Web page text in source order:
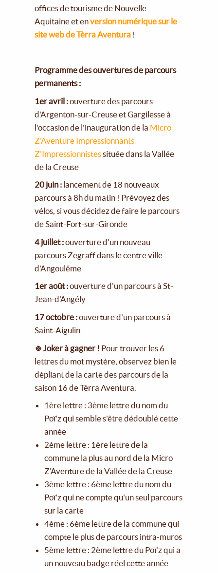
offices de tourisme de Nouvelle-
Aquitaine et enversion numérique sur le
site web de Tèrra Aventura !
Programme des ouvertures de parcours
permanents :
1er avril :ouverture des parcours
d'Argenton-sur-Creuse et Gargilesse à
l'occasion de l'inauguration de la Micro
Z'Aventure Impressionnants
Z'Impressionnistessituée dans la Vallée
de la Creuse
20 juin : lancement de 18 nouveaux
parcours à 8h du matin ! Prévoyez des
vélos, si vous décidez de faire le parcours
de Saint-Fort-sur-Gironde
4 juillet :ouverture d'un nouveau
parcours Zegraff dans le centre ville
d'Angoulême
1er août :ouverture d'un parcours à St-
Jean-d'Angély
17 octobre :ouverture d'un parcours à
Saint-Aigulin
🍀 Joker à gagner ! Pour trouver les 6
lettres du mot mystère, observez bien le
dépliant de la carte des parcours de la
saison 16 de Tèrra Aventura.
1ère lettre : 3ème lettre du nom du
Poï'z qui semble s'être dédoublé cette
année
2ème lettre : 1ère lettre de la
commune la plus au nord de la Micro
Z'Aventure de la Vallée de la Creuse
3ème lettre : 6ème lettre du nom du
Poï'z qui ne compte qu'un seul parcours
sur la carte
4ème : 6ème lettre de la commune qui
compte le plus de parcours intra-muros
5ème lettre : 2ème lettre du Poï'z qui a
un nouveau badge réel cette année